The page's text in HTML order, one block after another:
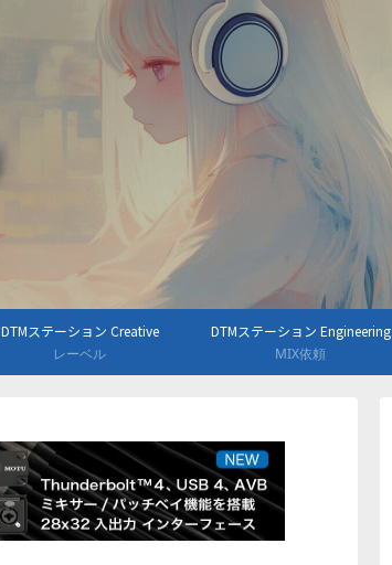
DTMステーション Creative
レーベル
DTMステーション Engineering
MIX依頼